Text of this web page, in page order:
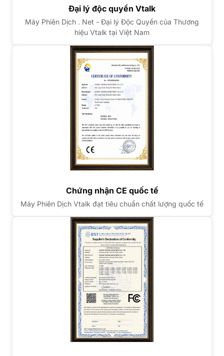
Đại lý độc quyền Vtalk
Máy Phiên Dịch . Net - Đại lý Độc Quyền của Thương
hiệu Vtalk tại Việt Nam
Chứng nhận CE quốc tế
Máy Phiên Dịch Vtalk đạt tiêu chuẩn chất lượng quốc tế